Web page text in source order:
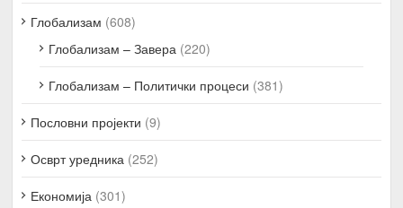
Глобализам (608)
Глобализам – Завера (220)
Глобализам – Политички процеси (381)
Пословни пројекти (9)
Осврт уредника (252)
Економија (301)